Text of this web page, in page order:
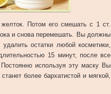
Потом его смешать с 1 ст.
и снова перемешать. Вы должны
остатки любой косметики,
15 минут, после все
используя эту маску Вы
более бархатистой и мягкой,